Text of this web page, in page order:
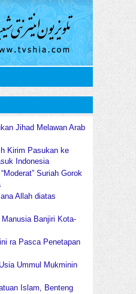
Jihad Melawan Arab
Kirim Pasukan ke
Indonesia
Suriah Gorok
Allah diatas
Banjiri Kota-
ra Pasca Penetapan
Ummul Mukminin
Islam, Benteng